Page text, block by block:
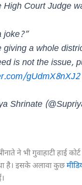
High Court Judge
joke?”
giving a whole
is not the issue,
gUdmX8nXJ2
Shrinate
श्रीनाते ने भी गुवाहाटी
है। इसके अलावा कुछ